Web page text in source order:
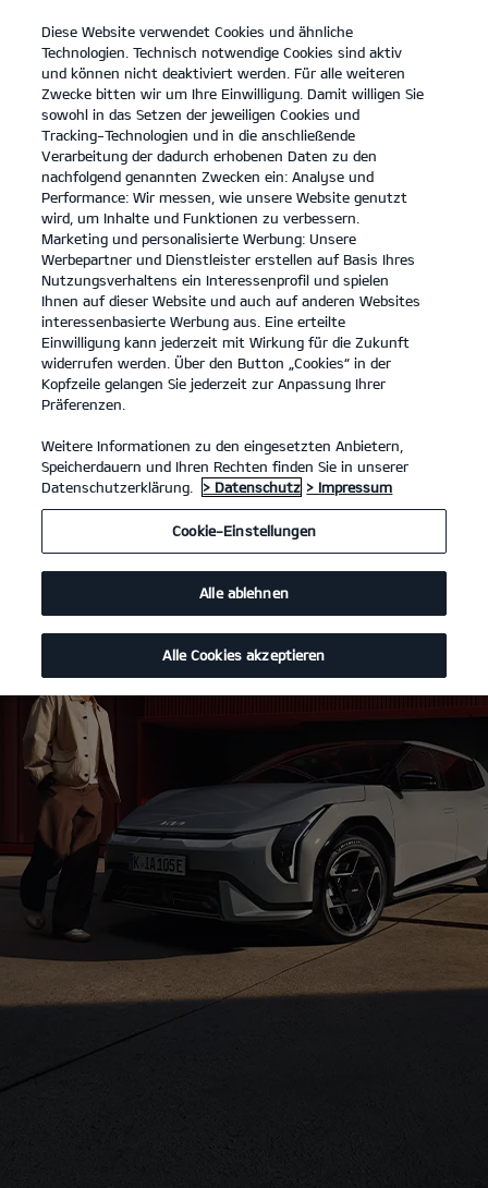
open
menu
KONTAKT
Der EV4 Probefahrt / Angebot
Konfigurator
... ... DER EV4
Der Kia EV4
Diese Website verwendet Cookies und ähnliche
Technologien. Technisch notwendige Cookies sind aktiv
und können nicht deaktiviert werden. Für alle weiteren
Zwecke bitten wir um Ihre Einwilligung. Damit willigen Sie
sowohl in das Setzen der jeweiligen Cookies und
Tracking-Technologien und in die anschließende
Verarbeitung der dadurch erhobenen Daten zu den
nachfolgend genannten Zwecken ein: Analyse und
Performance: Wir messen, wie unsere Website genutzt
wird, um Inhalte und Funktionen zu verbessern.
Marketing und personalisierte Werbung: Unsere
Werbepartner und Dienstleister erstellen auf Basis Ihres
Nutzungsverhaltens ein Interessenprofil und spielen
Ihnen auf dieser Website und auch auf anderen Websites
interessenbasierte Werbung aus. Eine erteilte
Einwilligung kann jederzeit mit Wirkung für die Zukunft
widerrufen werden. Über den Button „Cookies“ in der
Kopfzeile gelangen Sie jederzeit zur Anpassung Ihrer
Präferenzen.
Weitere Informationen zu den eingesetzten Anbietern,
Speicherdauern und Ihren Rechten finden Sie in unserer
Datenschutzerklärung.
> Datenschutz > Impressum
Cookie-Einstellungen
Alle ablehnen
Alle Cookies akzeptieren